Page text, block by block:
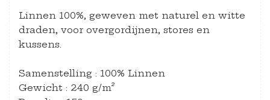
Linnen 100%, geweven met naturel en witte
draden, voor overgordijnen, stores en
kussens.
Samenstelling : 100% Linnen
Gewicht : 240 g/m²